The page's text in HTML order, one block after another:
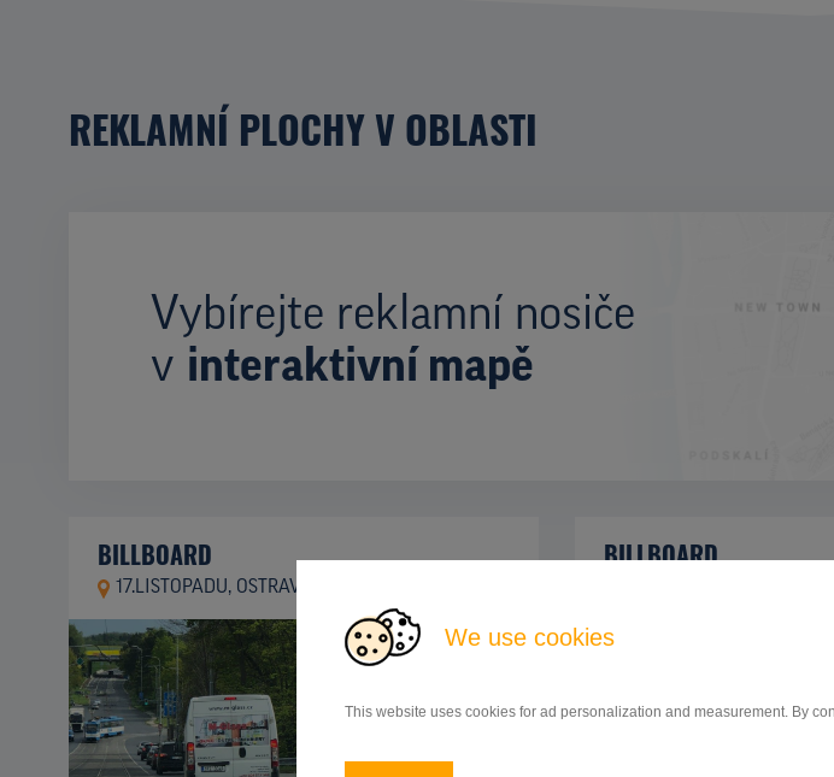
We use cookies
This website uses cookies for ad personalization and measurement. By
REKLAMNÍ PLOCHY V OBLASTI
Vybírejte reklamní nosiče
v interaktivní mapě
BILLBOARD
17.LISTOPADU, OSTRAVA
BILLBOARD